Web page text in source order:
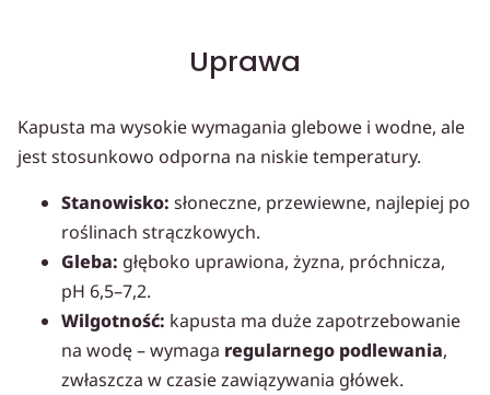
Uprawa
Kapusta ma wysokie wymagania glebowe i wodne, ale
jest stosunkowo odporna na niskie temperatury.
Stanowisko: słoneczne, przewiewne, najlepiej po
roślinach strączkowych.
Gleba: głęboko uprawiona, żyzna, próchnicza,
pH 6,5–7,2.
Wilgotność: kapusta ma duże zapotrzebowanie
na wodę – wymaga regularnego podlewania,
zwłaszcza w czasie zawiązywania główek.